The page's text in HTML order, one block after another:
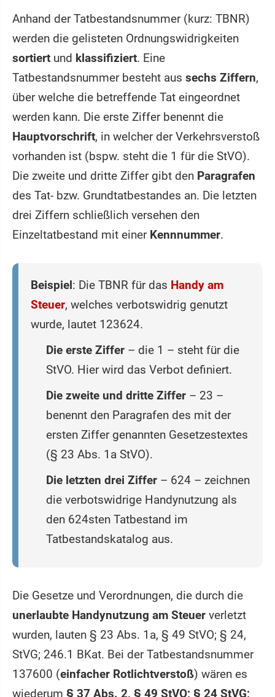
Anhand der Tatbestandsnummer (kurz: TBNR)
werden die gelisteten Ordnungswidrigkeiten
sortiert und klassifiziert. Eine
Tatbestandsnummer besteht aus sechs Ziffern,
über welche die betreffende Tat eingeordnet
werden kann. Die erste Ziffer benennt die
Hauptvorschrift, in welcher der Verkehrsverstoß
vorhanden ist (bspw. steht die 1 für die StVO).
Die zweite und dritte Ziffer gibt den Paragrafen
des Tat- bzw. Grundtatbestandes an. Die letzten
drei Ziffern schließlich versehen den
Einzeltatbestand mit einer Kennnummer.
Beispiel: Die TBNR für das Handy am
Steuer, welches verbotswidrig genutzt
wurde, lautet 123624.
Die erste Ziffer – die 1 – steht für die
StVO. Hier wird das Verbot definiert.
Die zweite und dritte Ziffer – 23 –
benennt den Paragrafen des mit der
ersten Ziffer genannten Gesetzestextes
(§ 23 Abs. 1a StVO).
Die letzten drei Ziffer – 624 – zeichnen
die verbotswidrige Handynutzung als
den 624sten Tatbestand im
Tatbestandskatalog aus.
Die Gesetze und Verordnungen, die durch die
unerlaubte Handynutzung am Steuer verletzt
wurden, lauten § 23 Abs. 1a, § 49 StVO; § 24,
StVG; 246.1 BKat. Bei der Tatbestandsnummer
137600 (einfacher Rotlichtverstoß) wären es
wiederum § 37 Abs. 2, § 49 StVO; § 24 StVG;